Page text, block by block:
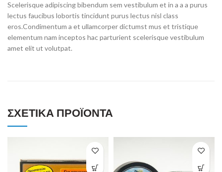
Scelerisque adipiscing bibendum sem vestibulum et in a a a purus
lectus faucibus lobortis tincidunt purus lectus nisl class
eros.Condimentum a et ullamcorper dictumst mus et tristique
elementum nam inceptos hac parturient scelerisque vestibulum
amet elit ut volutpat.
ΣΧΕΤΙΚΆ ΠΡΟΪΌΝΤΑ